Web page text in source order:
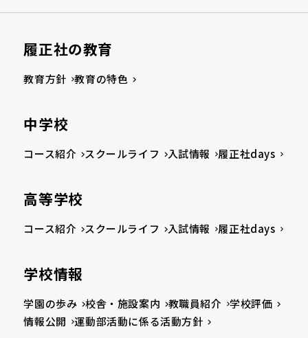
履正社の教育
教育方針 教育の特色
中学校
コース紹介 スクールライフ 入試情報 履正社days
高等学校
コース紹介 スクールライフ 入試情報 履正社days
学校情報
学園の歩み 校舎・施設案内 教職員紹介
学校評価
情報公開
運動部活動に係る活動方針